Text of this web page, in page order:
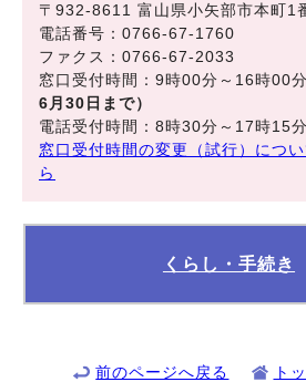
〒932-8611 富山県小矢部市本町1
電話番号：0766-67-1760
ファクス：0766-67-2033
窓口受付時間：9時00分～16時00分
6月30日まで）
電話受付時間：8時30分～17時15分
窓口受付時間の変更（試行）につ
ら
くらし・手続き
前のページへ戻る ト